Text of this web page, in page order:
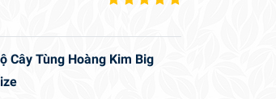
Cây Tùng Hoàng Kim Big